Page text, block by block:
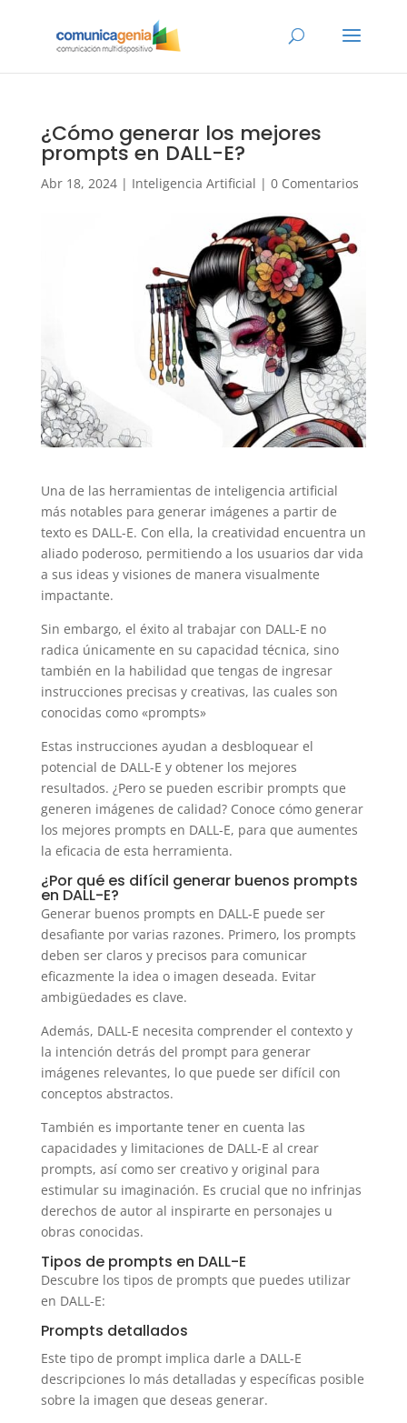
¿Cómo generar los mejores
prompts en DALL-E?
Abr 18, 2024| Inteligencia Artificial | 0 Comentarios
Una de las herramientas de inteligencia artificial
más notables para generar imágenes a partir de
texto es DALL-E. Con ella, la creatividad encuentra un
aliado poderoso, permitiendo a los usuarios dar vida
a sus ideas y visiones de manera visualmente
impactante.
Sin embargo, el éxito al trabajar con DALL-E no
radica únicamente en su capacidad técnica, sino
también en la habilidad que tengas de ingresar
instrucciones precisas y creativas, las cuales son
conocidas como «prompts»
Estas instrucciones ayudan a desbloquear el
potencial de DALL-E y obtener los mejores
resultados. ¿Pero se pueden escribir prompts que
generen imágenes de calidad? Conoce cómo generar
los mejores prompts en DALL-E, para que aumentes
la eficacia de esta herramienta.
¿Por qué es difícil generar buenos prompts
en DALL-E?
Generar buenos prompts en DALL-E puede ser
desafiante por varias razones. Primero, los prompts
deben ser claros y precisos para comunicar
eficazmente la idea o imagen deseada. Evitar
ambigüedades es clave.
Además, DALL-E necesita comprender el contexto y
la intención detrás del prompt para generar
imágenes relevantes, lo que puede ser difícil con
conceptos abstractos.
También es importante tener en cuenta las
capacidades y limitaciones de DALL-E al crear
prompts, así como ser creativo y original para
estimular su imaginación. Es crucial que no infrinjas
derechos de autor al inspirarte en personajes u
obras conocidas.
Tipos de prompts en DALL-E
Descubre los tipos de prompts que puedes utilizar
en DALL-E:
Prompts detallados
Este tipo de prompt implica darle a DALL-E
descripciones lo más detalladas y específicas posible
sobre la imagen que deseas generar.